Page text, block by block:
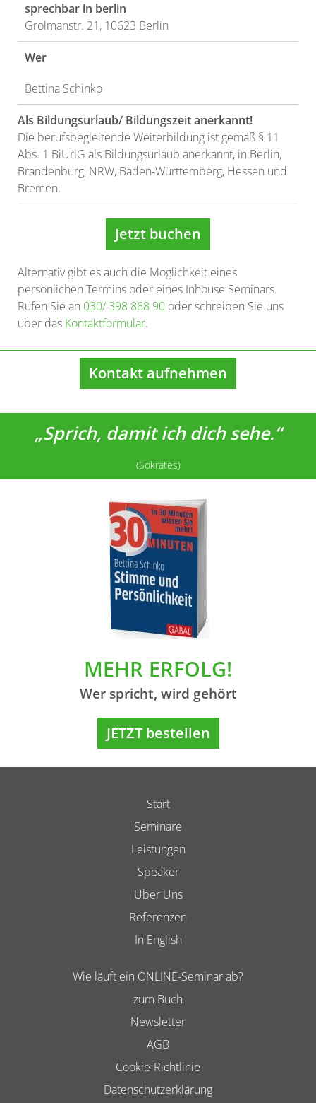
sprechbar in berlin
Grolmanstr. 21, 10623 Berlin
Wer
Bettina Schinko
Als Bildungsurlaub/ Bildungszeit anerkannt!
Die berufsbegleitende Weiterbildung ist gemäß § 11
Abs. 1 BiUrlG als Bildungsurlaub anerkannt, in Berlin,
Brandenburg, NRW, Baden-Württemberg, Hessen und
Bremen.
Jetzt buchen
Alternativ gibt es auch die Möglichkeit eines
persönlichen Termins oder eines Inhouse Seminars.
Rufen Sie an 030/ 398 868 90 oder schreiben Sie uns
über das Kontaktformular.
Kontakt aufnehmen
„Sprich, damit ich dich sehe.“
(Sokrates)
MEHR ERFOLG!
Wer spricht, wird gehört
JETZT bestellen
Start
Seminare
Leistungen
Speaker
Über Uns
Referenzen
In English
Wie läuft ein ONLINE-Seminar ab?
zum Buch
Newsletter
AGB
Cookie-Richtlinie
Datenschutzerklärung